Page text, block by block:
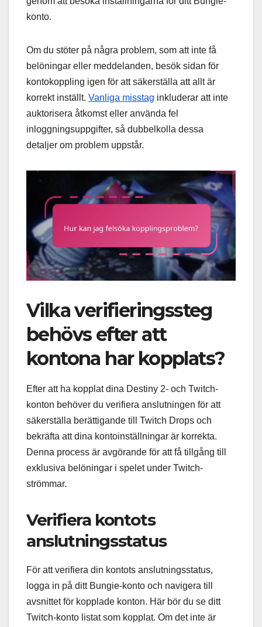
konto.
Om du stöter på några problem, som att inte få
belöningar eller meddelanden, besök sidan för
kontokoppling igen för att säkerställa att allt är
korrekt inställt. Vanliga misstag inkluderar att inte
auktorisera åtkomst eller använda fel
inloggningsuppgifter, så dubbelkolla dessa
detaljer om problem uppstår.
Vilka verifieringssteg
behövs efter att
kontona har kopplats?
Efter att ha kopplat dina Destiny 2- och Twitch-
konton behöver du verifiera anslutningen för att
säkerställa berättigande till Twitch Drops och
bekräfta att dina kontoinställningar är korrekta.
Denna process är avgörande för att få tillgång till
exklusiva belöningar i spelet under Twitch-
strömmar.
Verifiera kontots
anslutningsstatus
För att verifiera din kontots anslutningsstatus,
logga in på ditt Bungie-konto och navigera till
avsnittet för kopplade konton. Här bör du se ditt
Twitch-konto listat som kopplat. Om det inte är